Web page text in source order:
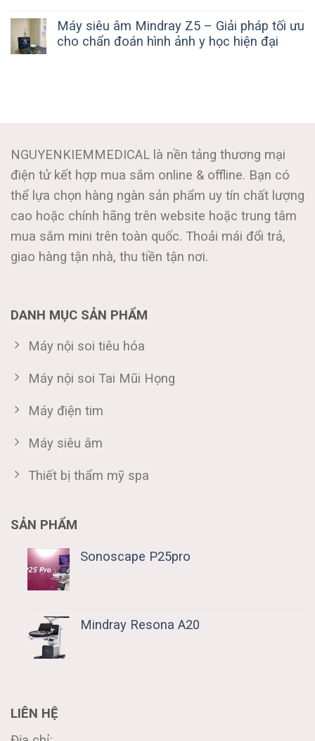
Máy siêu âm Mindray Z5 – Giải pháp tối ưu
cho chẩn đoán hình ảnh y học hiện đại
NGUYENKIEMMEDICAL là nền tảng thương mại
điện tử kết hợp mua sắm online & offline. Bạn có
thể lựa chọn hàng ngàn sản phẩm uy tín chất lượng
cao hoặc chính hãng trên website hoặc trung tâm
mua sắm mini trên toàn quốc. Thoải mái đổi trả,
giao hàng tận nhà, thu tiền tận nơi.
DANH MỤC SẢN PHẨM
Máy nội soi tiêu hóa
Máy nội soi Tai Mũi Họng
Máy điện tim
Máy siêu âm
Thiết bị thẩm mỹ spa
SẢN PHẨM
Sonoscape P25pro
Mindray Resona A20
LIÊN HỆ